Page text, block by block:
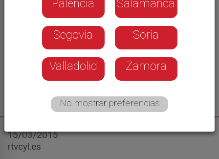
15/03/2015
rtvcyl.es
Palencia Salamanca
Segovia Soria
Valladolid Zamora
No mostrar preferencias